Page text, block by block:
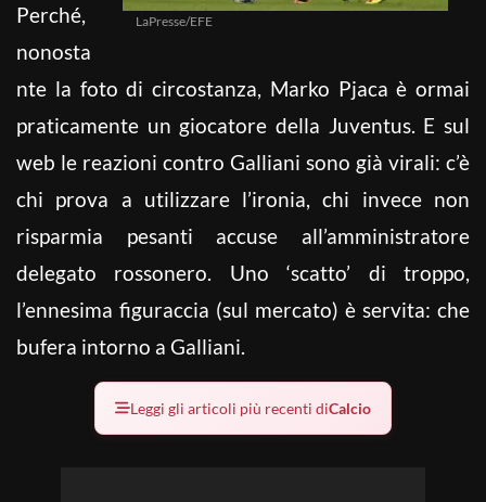
LaPresse/EFE
Perché,
nonosta
nte la foto di circostanza, Marko Pjaca è ormai
praticamente un giocatore della Juventus. E sul
web le reazioni contro Galliani sono già virali: c’è
chi prova a utilizzare l’ironia, chi invece non
risparmia pesanti accuse all’amministratore
delegato rossonero. Uno ‘scatto’ di troppo,
l’ennesima figuraccia (sul mercato) è servita: che
bufera intorno a Galliani.
Leggi gli articoli più recenti diCalcio